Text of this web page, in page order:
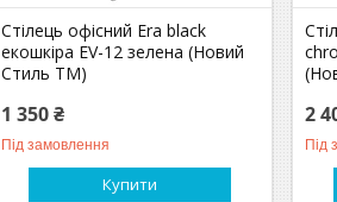
Стілець офісний Era black
екошкіра EV-12 зелена (Новий
Стиль ТМ)
1 350 ₴
Під замовлення
Купити
2
Під